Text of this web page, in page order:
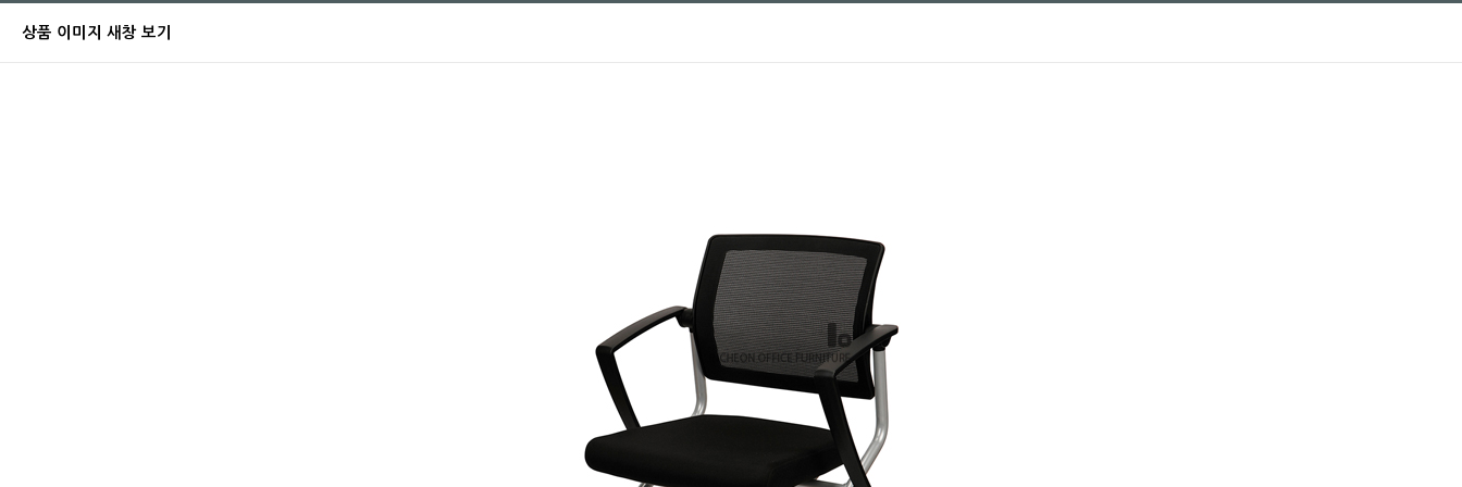
상품 이미지 새창 보기